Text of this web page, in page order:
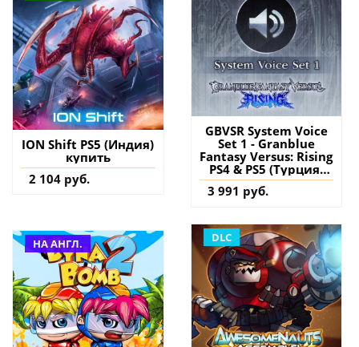
ION Shift PS5 (Индия)
купить
2 104 руб.
GBVSR System Voice
Set 1 - Granblue
Fantasy Versus: Rising
PS4 & PS5 (Турция)
купить дополнение
на аккаунт
3 991 руб.
НА АНГЛ. DLC